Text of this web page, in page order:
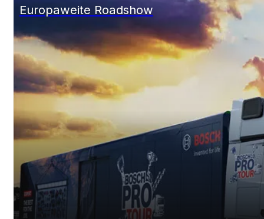
BOSCH POWER TOOLS
Europaweite Roadshow